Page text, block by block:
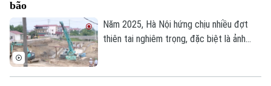
bão
Năm 2025, Hà Nội hứng chịu nhiều đợt
thiên tai nghiêm trọng, đặc biệt là ảnh